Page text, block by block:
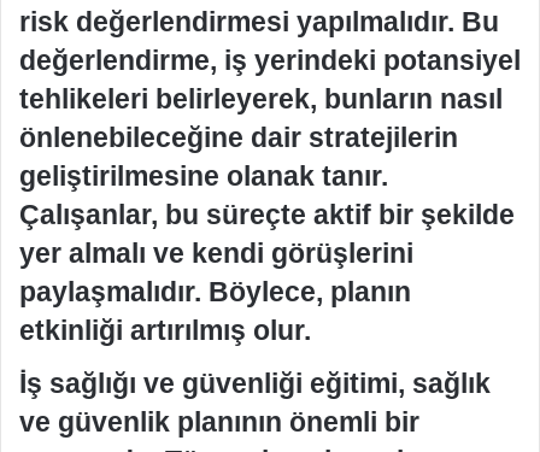
risk değerlendirmesi yapılmalıdır. Bu
değerlendirme, iş yerindeki potansiyel
tehlikeleri belirleyerek, bunların nasıl
önlenebileceğine dair stratejilerin
geliştirilmesine olanak tanır.
Çalışanlar, bu süreçte aktif bir şekilde
yer almalı ve kendi görüşlerini
paylaşmalıdır. Böylece, planın
etkinliği artırılmış olur.
İş sağlığı ve güvenliği eğitimi, sağlık
ve güvenlik planının önemli bir